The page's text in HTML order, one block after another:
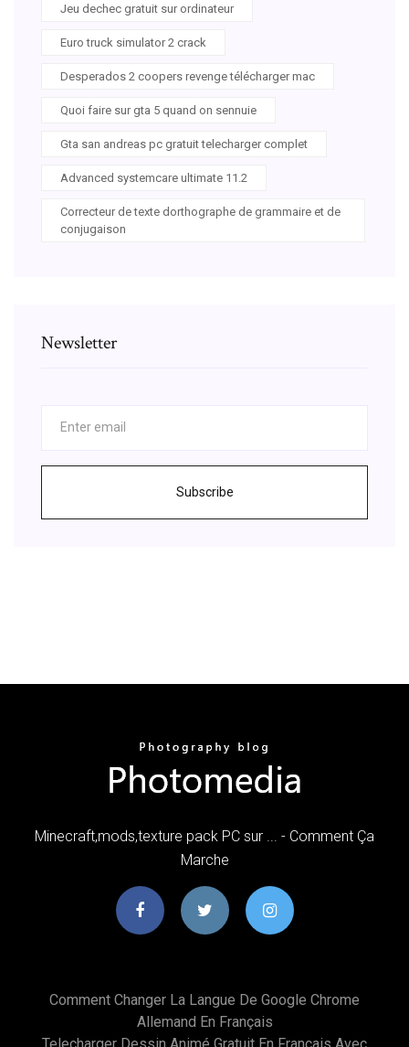
Jeu dechec gratuit sur ordinateur
Euro truck simulator 2 crack
Desperados 2 coopers revenge télécharger mac
Quoi faire sur gta 5 quand on sennuie
Gta san andreas pc gratuit telecharger complet
Advanced systemcare ultimate 11.2
Correcteur de texte dorthographe de grammaire et de
conjugaison
Newsletter
Subscribe
Minecraft,mods,texture pack PC sur ... - Comment Ça
Marche
Comment Changer La Langue De Google Chrome
Allemand En Français